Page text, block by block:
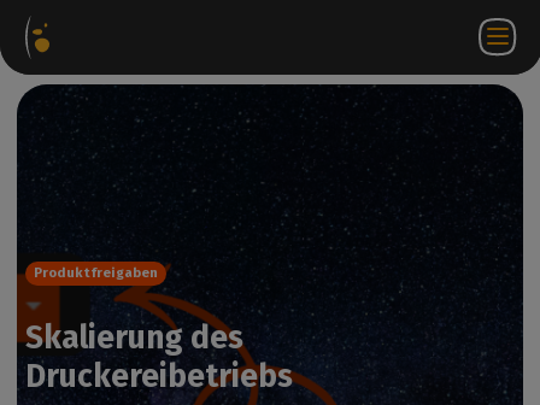
DE
Produktfreigaben
Skalierung des
Druckereibetriebs